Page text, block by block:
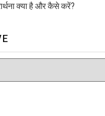
क्या है और कैसे करें?